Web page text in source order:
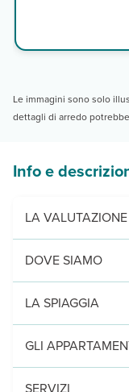
Le immagini sono solo
dettagli di arredo
Info e
LA
Semplicità a
Complesso di
DOVE SIAMO
Skala, a 500 m
LA SPIAGGIA
a 500 m, di sabbia
GLI
17 studio (20-25 m
SERVIZI